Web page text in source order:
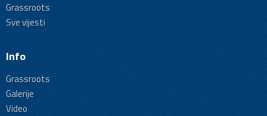
Grassroots
Sve vijesti
Info
Grassroots
Galerije
Video